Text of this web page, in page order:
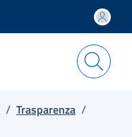
/ Trasparenza /